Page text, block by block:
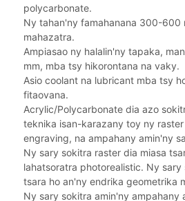
polycarbonate.
Ny tahan'ny famahanana 300-600
mahazatra.
Ampiasao ny halalin'ny tapaka,
mm, mba tsy hikorontana na vaky.
Asio coolant na lubricant mba tsy
fitaovana.
Acrylic/Polycarbonate dia azo
teknika isan-karazany toy ny
engraving, na ampahany amin'ny
Ny sary sokitra raster dia miasa
lahatsoratra photorealistic. Ny
tsara ho an'ny endrika geometrika
Ny sary sokitra amin'ny ampahany